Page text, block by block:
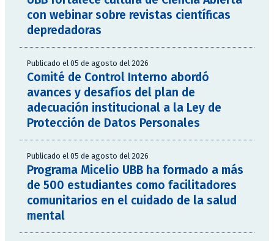
con webinar sobre revistas científicas
depredadoras
Publicado el 05 de agosto del 2026
Comité de Control Interno abordó
avances y desafíos del plan de
adecuación institucional a la Ley de
Protección de Datos Personales
Publicado el 05 de agosto del 2026
Programa Micelio UBB ha formado a más
de 500 estudiantes como facilitadores
comunitarios en el cuidado de la salud
mental